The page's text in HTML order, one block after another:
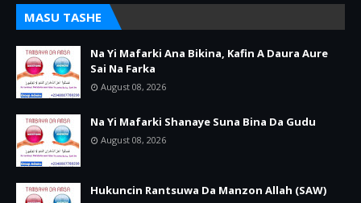
MASU TASHE
Na Yi Mafarki Ana Bikina, Kafin A Daura Aure
Sai Na Farka
August 08, 2026
Na Yi Mafarki Shanaye Suna Bina Da Gudu
August 08, 2026
Hukuncin Rantsuwa Da Manzon Allah (SAW)